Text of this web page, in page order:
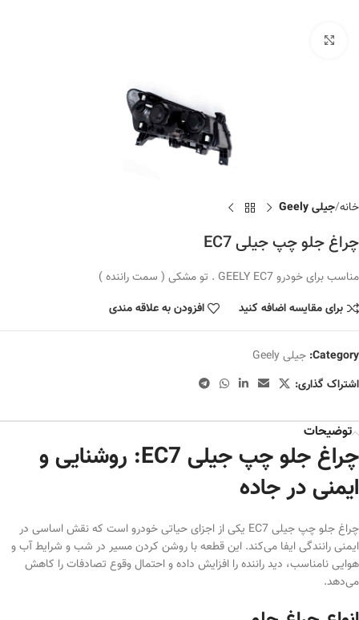
خانه جیلی Geely
چراغ جلو چپ جیلی EC7
مناسب برای خودرو GEELY EC7 . تو مشکی ( سمت راننده )
برای مقایسه اضافه کنید
افزودن به علاقه مندی
Category: جیلی Geely
اشتراک گذاری:
توضیحات
چراغ جلو چپ جیلی EC7: روشنایی و
ایمنی در جاده
چراغ جلو چپ جیلی EC7 یکی از اجزای حیاتی خودرو است که نقش اساسی در
ایمنی رانندگی ایفا می‌کند. این قطعه با روشن کردن مسیر در شب و شرایط آب و
هوایی نامناسب، دید راننده را افزایش داده و احتمال وقوع تصادفات را کاهش
می‌دهد.